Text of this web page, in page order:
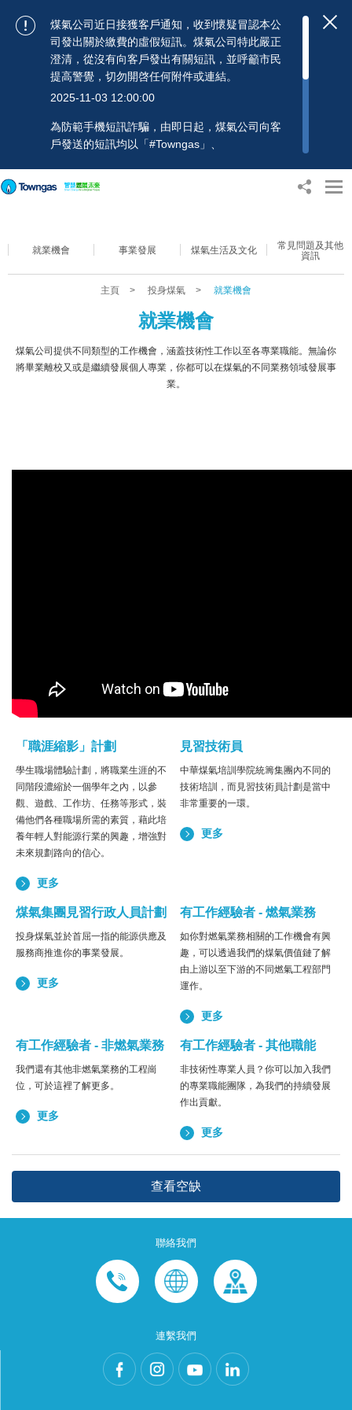
煤氣公司近日接獲客戶通知，收到懷疑冒認本公
司發出關於繳費的虛假短訊。煤氣公司特此嚴正
澄清，從沒有向客戶發出有關短訊，並呼籲市民
提高警覺，切勿開啓任何附件或連結。
2025-11-03 12:00:00
為防範手機短訊詐騙，由即日起，煤氣公司向客
戶發送的短訊均以「#Towngas」、
個人資料，以免蒙受損失。若有任何疑問，可隨
就業機會 事業發展 煤氣生活及文化
常見問題及其他
資訊
主頁 > 投身煤氣 > 就業機會
就業機會
煤氣公司提供不同類型的工作機會，涵蓋技術性工作以至各專業職能。無論你
將畢業離校又或是繼續發展個人專業，你都可以在煤氣的不同業務領域發展事
業。
「職涯縮影」計劃
學生職場體驗計劃，將職業生涯的不
同階段濃縮於一個學年之內，以參
觀、遊戲、工作坊、任務等形式，裝
備他們各種職場所需的素質，藉此培
養年輕人對能源行業的興趣，增強對
未來規劃路向的信心。
更多
見習技術員
中華煤氣培訓學院統籌集團內不同的
技術培訓，而見習技術員計劃是當中
非常重要的一環。
更多
煤氣集團見習行政人員計劃
投身煤氣並於首屈一指的能源供應及
服務商推進你的事業發展。
更多
有工作經驗者 - 燃氣業務
如你對燃氣業務相關的工作機會有興
趣，可以透過我們的煤氣價值鏈了解
由上游以至下游的不同燃氣工程部門
運作。
更多
有工作經驗者 - 非燃氣業務
我們還有其他非燃氣業務的工程崗
位，可於這裡了解更多。
更多
有工作經驗者 - 其他職能
非技術性專業人員？你可以加入我們
的專業職能團隊，為我們的持續發展
作出貢獻。
更多
查看空缺
聯絡我們
連繫我們